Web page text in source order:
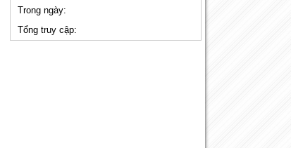
Trong ngày:
Tổng truy cập: